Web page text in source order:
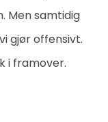
Men samtidig
gjør offensivt.
i framover.